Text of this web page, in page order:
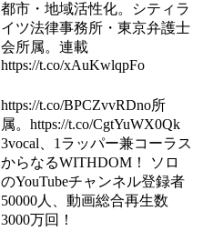
都市・地域活性化。シティラ
イツ法律事務所・東京弁護士
会所属。連載
https://t.co/xAuKwlqpFo
https://t.co/BPCZvvRDno所
属。https://t.co/CgtYuWX0Qk
3vocal、1ラッパー兼コーラス
からなるWITHDOM！ ソロ
のYouTubeチャンネル登録者
50000人、動画総合再生数
3000万回！